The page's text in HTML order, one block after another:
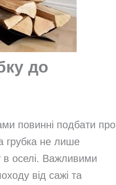
до
повинні подбати про
грубка не лише
в оселі. Важливими
від сажі та